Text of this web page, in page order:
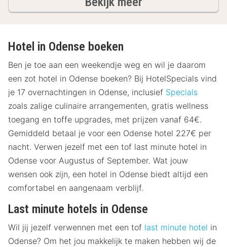
Hotel in Odense boeken
Ben je toe aan een weekendje weg en wil je daarom
een zot hotel in Odense boeken? Bij HotelSpecials vind
je 17 overnachtingen in Odense, inclusief Specials
zoals zalige culinaire arrangementen, gratis wellness
toegang en toffe upgrades, met prijzen vanaf 64€.
Gemiddeld betaal je voor een Odense hotel 227€ per
nacht. Verwen jezelf met een tof last minute hotel in
Odense voor Augustus of September. Wat jouw
wensen ook zijn, een hotel in Odense biedt altijd een
comfortabel en aangenaam verblijf.
Last minute hotels in Odense
Wil jij jezelf verwennen met een tof last minute hotel in
Odense? Om het jou makkelijk te maken hebben wij de